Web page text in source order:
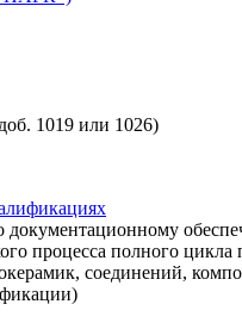
1019 или 1026)
документационному
процесса полного цикла
соединений,